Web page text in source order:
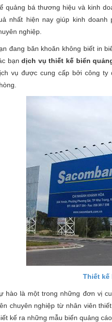
quảng bá thương hiệu và kinh
nhất hiện nay giúp kinh
nghiệp.
đang băn khoăn không biết in
bạndịch vụ thiết kế biển
vụ được cung cấp bởi công ty
Thiết kế
hào là một trong những đơn vị
chuyên nghiệp từ nhân viên
kế ra những mẫu biển quảng